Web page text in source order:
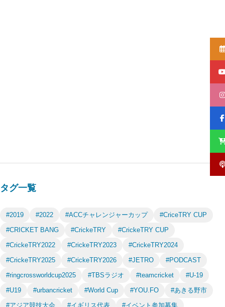
タグ一覧
#2019 #2022 #ACCチャレンジャーカップ
#CriceTRY CUP
#CRICKET BANG
#CrickeTRY
#CrickeTRY CUP
#CrickeTRY2022
#CrickeTRY2023
#CrickeTRY2024
#CrickeTRY2025
#CrickeTRY2026 #JETRO
#PODCAST
#ringcrossworldcup2025
#TBSラジオ #teamcricket
#U-19
#U19
#urbancricket #World Cup #YOU.FO
#あきる野市
#アジア競技大会
#イギリス代表
#イベント参加募集